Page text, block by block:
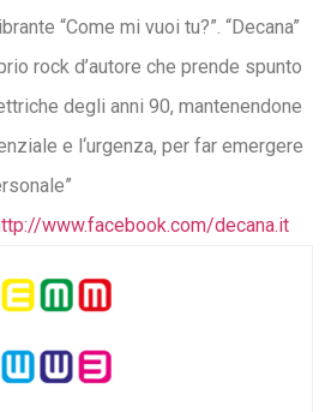
“Come mi vuoi tu?”. “Decana”
rock d’autore che prende spunto
degli anni 90, mantenendone
e l‘urgenza, per far emergere
www.facebook.com/decana.it